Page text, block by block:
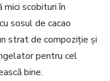
mici scobituri în
sosul de cacao
strat de compoziție și
pentru cel
bine.